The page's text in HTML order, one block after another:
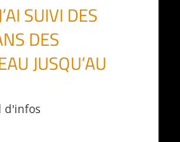
SUIVI DES
DES
JUSQU’AU
d'infos